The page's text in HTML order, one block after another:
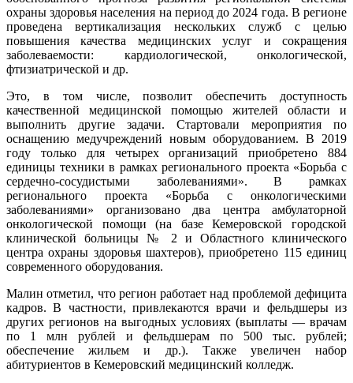
охраны здоровья населения на период до 2024 года. В регионе
проведена вертикализация нескольких служб с целью
повышения качества медицинских услуг и сокращения
заболеваемости: кардиологической, онкологической,
фтизиатрической и др.
Это, в том числе, позволит обеспечить доступность
качественной медицинской помощью жителей области и
выполнить другие задачи. Стартовали мероприятия по
оснащению медучреждений новым оборудованием. В 2019
году только для четырех организаций приобретено 884
единицы техники в рамках регионального проекта «Борьба с
сердечно-сосудистыми заболеваниями». В рамках
регионального проекта «Борьба с онкологическими
заболеваниями» организовано два центра амбулаторной
онкологической помощи (на базе Кемеровской городской
клинической больницы № 2 и Областного клинического
центра охраны здоровья шахтеров), приобретено 115 единиц
современного оборудования.
Малин отметил, что регион работает над проблемой дефицита
кадров. В частности, привлекаются врачи и фельдшеры из
других регионов на выгодных условиях (выплаты — врачам
по 1 млн рублей и фельдшерам по 500 тыс. рублей;
обеспечение жильем и др.). Также увеличен набор
абитуриентов в Кемеровский медицинский колледж.